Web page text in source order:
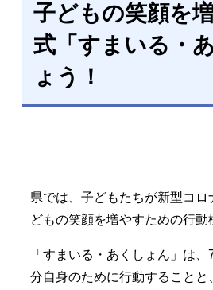
子どもの笑顔を
式「すまいる・
ょう！
県では、子どもたちが新型コ
どもの笑顔を増やすための行
「すまいる・あくしょん」は
分自身のために行動すること